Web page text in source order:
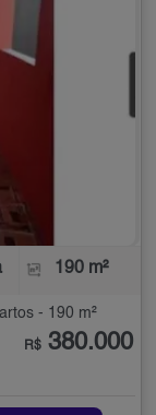
190 m²
- 190 m²
R$ 380.000